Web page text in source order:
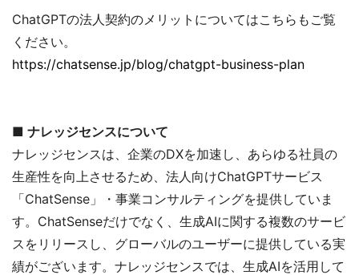
ChatGPTの法人契約のメリットについてはこちらもご覧
ください。
https://chatsense.jp/blog/chatgpt-business-plan
■ ナレッジセンスについて
ナレッジセンスは、企業のDXを加速し、あらゆる社員の
生産性を向上させるため、法人向けChatGPTサービス
「ChatSense」・事業コンサルティングを提供していま
す。ChatSenseだけでなく、生成AIに関する複数のサービ
スをリリースし、グローバルのユーザーに提供している実
績がございます。ナレッジセンスでは、生成AIを活用して